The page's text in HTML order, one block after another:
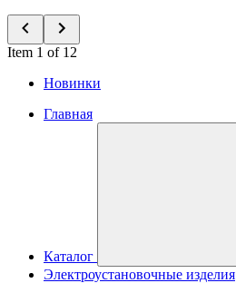
Item 1 of 12
Новинки
Главная
Каталог
Электроустановочные изделия